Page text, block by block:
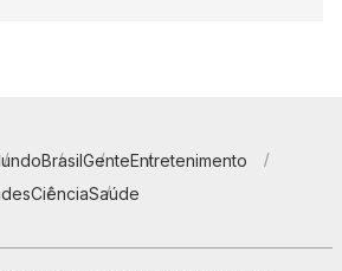
BrasilGenteEntretenimento
CiênciaSaúde